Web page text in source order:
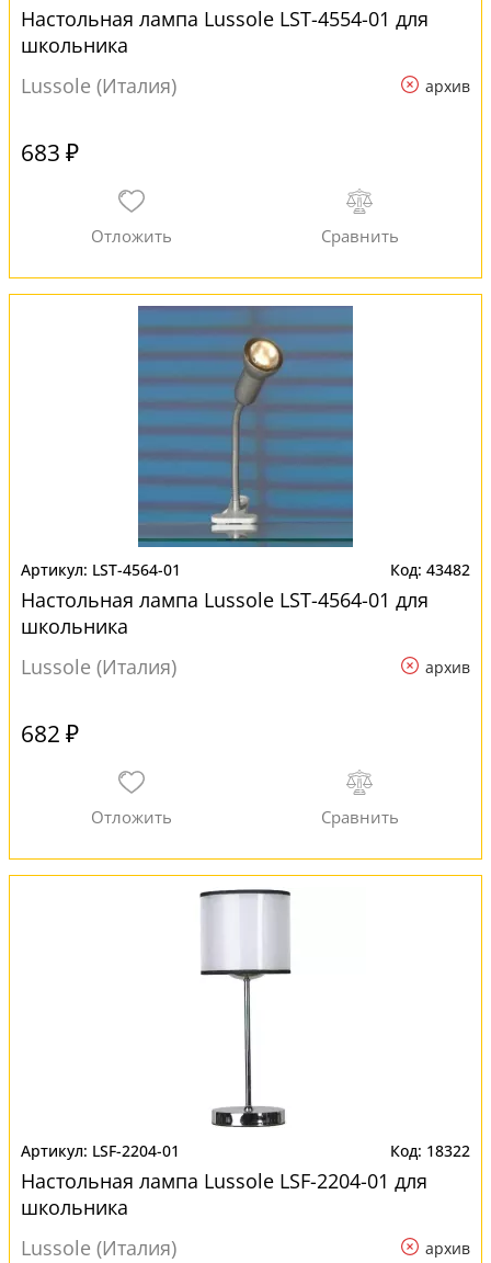
Настольная лампа Lussole LST-4554-01 для
школьника
Lussole (Италия)
архив
683 ₽
LST-4564-01 43482
Настольная лампа Lussole LST-4564-01 для
школьника
Lussole (Италия)
архив
682 ₽
LSF-2204-01 18322
Настольная лампа Lussole LSF-2204-01 для
школьника
Lussole (Италия)
архив